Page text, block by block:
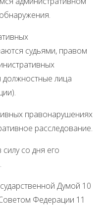
судьями, правом
лица
правонарушениях
расследование.
со дня его
Думой 10
Федерации 11